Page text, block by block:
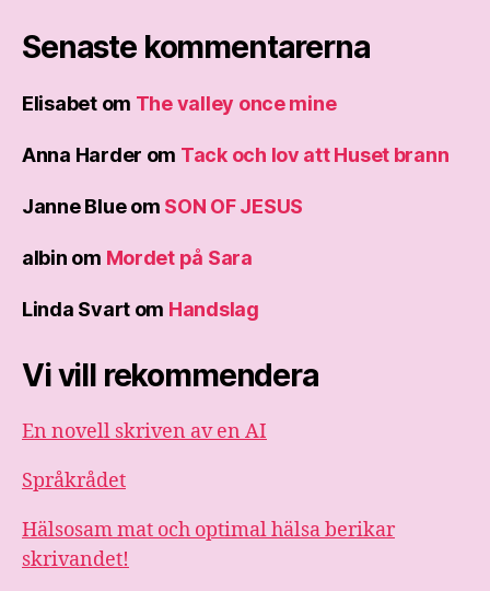
Senaste kommentarerna
Elisabetom The valley once mine
Anna Harder om Tack och lov att Huset brann
Janne Blueom SON OF JESUS
albin om Mordet på Sara
Linda Svart om Handslag
Vi vill rekommendera
En novell skriven av en AI
Språkrådet
Hälsosam mat och optimal hälsa berikar
skrivandet!